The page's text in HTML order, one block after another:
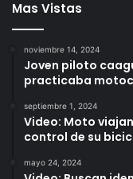
Mas Vistas
noviembre 14, 2024
Joven piloto
practicaba
septiembre 1, 2024
Video: Moto
control de su
mayo 24, 2024